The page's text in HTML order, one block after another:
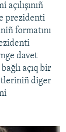
prezidenti
formatını
davet
açıq bir
diger